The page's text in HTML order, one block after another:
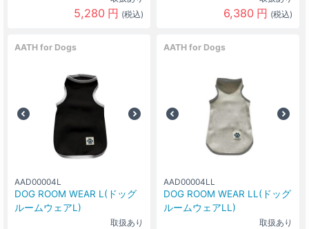
5,280 円 (税込) 6,380 円 (税込)
AATH for Dogs
AAD00004L
DOG ROOM WEAR L(ドッグ
ルームウェアL)
取扱あり
AATH for Dogs
AAD00004LL
DOG ROOM WEAR LL(ドッグ
ルームウェアLL)
取扱あり